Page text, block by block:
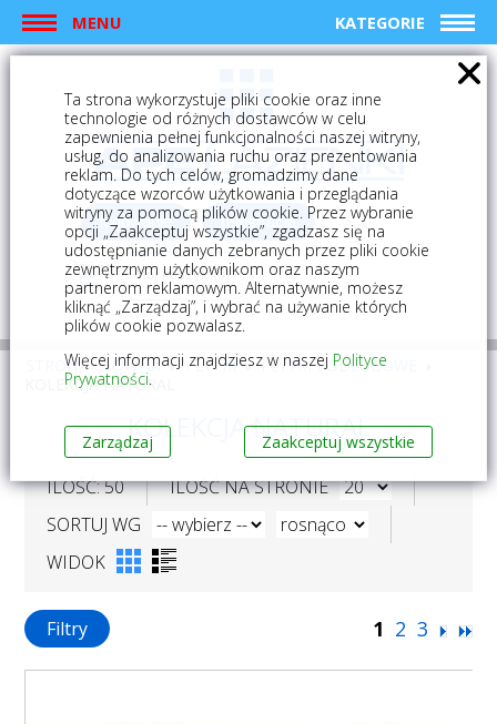
MENU KATEGORIE
logowanie rejestracja
Mój koszyk (0)
STRONA GŁÓWNA PŁYTKI
PŁYTKI PODŁOGOWE
KOLEKCJA NATURAL
KOLEKCJA NATURAL
ILOŚĆ: 50
ILOŚĆ NA STRONIE
SORTUJ WG
WIDOK
1 2 3
Filtry
Ta strona wykorzystuje pliki cookie oraz inne
technologie od różnych dostawców w celu
zapewnienia pełnej funkcjonalności naszej witryny,
usług, do analizowania ruchu oraz prezentowania
reklam. Do tych celów, gromadzimy dane
dotyczące wzorców użytkowania i przeglądania
witryny za pomocą plików cookie. Przez wybranie
opcji „Zaakceptuj wszystkie”, zgadzasz się na
udostępnianie danych zebranych przez pliki cookie
zewnętrznym użytkownikom oraz naszym
partnerom reklamowym. Alternatywnie, możesz
kliknąć „Zarządzaj”, i wybrać na używanie których
plików cookie pozwalasz.
Więcej informacji znajdziesz w naszej Polityce
Prywatności.
Zarządzaj Zaakceptuj wszystkie